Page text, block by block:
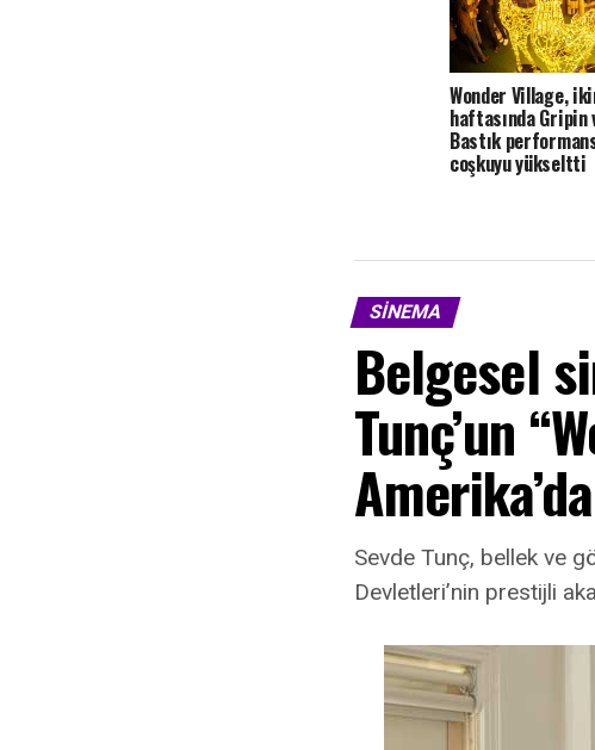
Wonder Village,
haftasında Gripin
Bastık
coşkuyu yükseltti
SINEMA
Belgesel
Tunç’un
Amerika’da
Sevde Tunç, bellek ve
Devletleri’nin prestijli